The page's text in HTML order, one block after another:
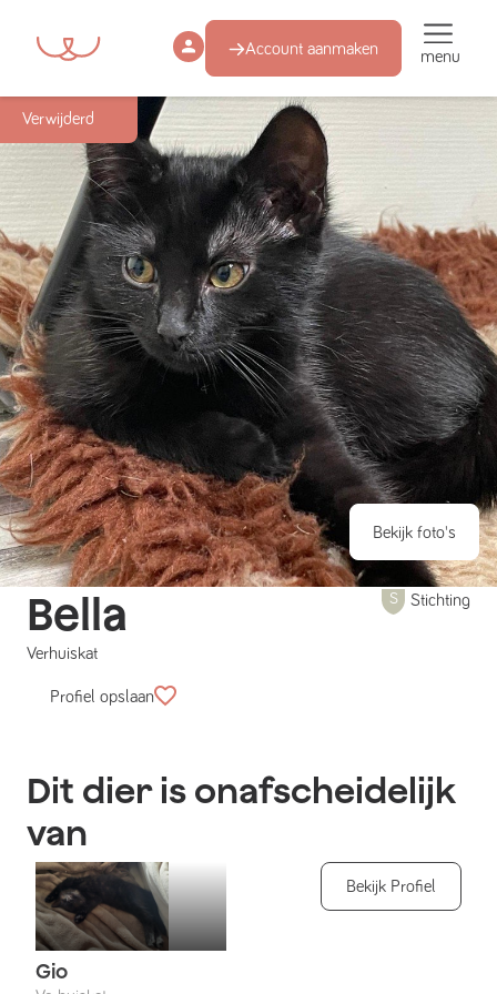
Account aanmaken menu
Succesmatch
Verwijderd
Bekijk foto's
Bella
Verhuiskat
Stichting
Profiel opslaan
Dit dier is onafscheidelijk
van
Gio
Bekijk Profiel